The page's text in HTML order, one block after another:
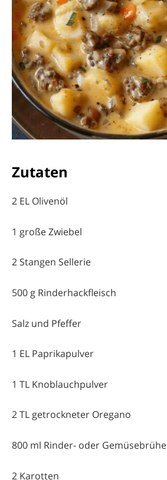
Zutaten
2 EL Olivenöl
1 große Zwiebel
2 Stangen Sellerie
500 g Rinderhackfleisch
Salz und Pfeffer
1 EL Paprikapulver
1 TL Knoblauchpulver
2 TL getrockneter Oregano
800 ml Rinder- oder Gemüsebrühe
2 Karotten